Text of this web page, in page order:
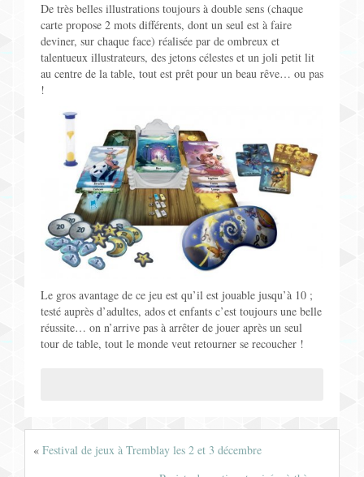
De très belles illustrations toujours à double sens (chaque
carte propose 2 mots différents, dont un seul est à faire
deviner, sur chaque face) réalisée par de ombreux et
talentueux illustrateurs, des jetons célestes et un joli petit lit
au centre de la table, tout est prêt pour un beau rêve… ou pas
!
Le gros avantage de ce jeu est qu’il est jouable jusqu’à 10 ;
testé auprès d’adultes, ados et enfants c’est toujours une belle
réussite… on n’arrive pas à arrêter de jouer après un seul
tour de table, tout le monde veut retourner se recoucher !
« Festival de jeux à Tremblay les 2 et 3 décembre